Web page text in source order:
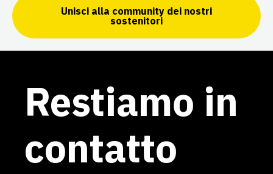
Unisci alla community dei nostri
sostenitori
Restiamo in
contatto